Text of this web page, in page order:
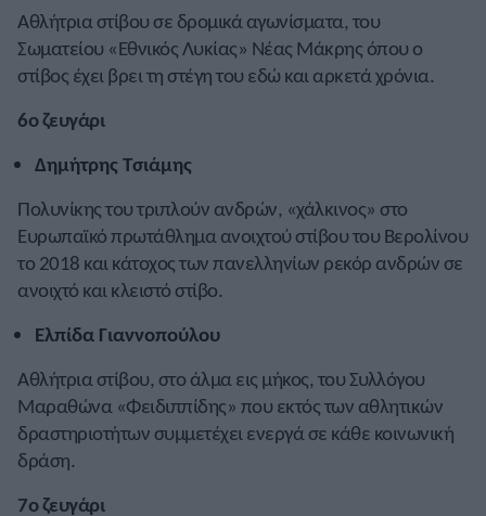
Αθλήτρια στίβου σε δρομικά αγωνίσματα, του
Σωματείου «Εθνικός Λυκίας» Νέας Μάκρης όπου ο
στίβος έχει βρει τη στέγη του εδώ και αρκετά χρόνια.
6ο ζευγάρι
Δημήτρης Τσιάμης
Πολυνίκης του τριπλούν ανδρών, «χάλκινος» στο
Ευρωπαϊκό πρωτάθλημα ανοιχτού στίβου του Βερολίνου
το 2018 και κάτοχος των πανελληνίων ρεκόρ ανδρών σε
ανοιχτό και κλειστό στίβο.
Ελπίδα Γιαννοπούλου
Αθλήτρια στίβου, στο άλμα εις μήκος, του Συλλόγου
Μαραθώνα «Φειδιππίδης» που εκτός των αθλητικών
δραστηριοτήτων συμμετέχει ενεργά σε κάθε κοινωνική
δράση.
7ο ζευγάρι